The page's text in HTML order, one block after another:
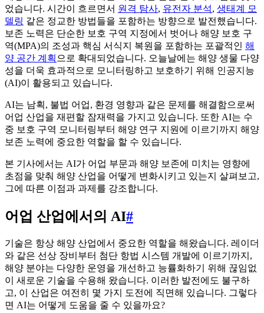
었습니다. 시간이 흐르면서 원격 탐사, 유전자 분석, 생태계 모
델링 같은 정교한 방법들을 포함하는 방향으로 발전했습니다.
보존 노력은 단순한 보호 구역 지정에서 벗어나 해양 보호 구
역(MPA)의 조성과 핵심 서식지 복원을 포함하는 포괄적인 해
양 공간 계획 으로 확대되었습니다. 오늘날에는 해양 생물 다양
성을 더욱 효과적으로 모니터링하고 보호하기 위해 인공지능
(AI)이 활용되고 있습니다.
AI는 남획, 불법 어업, 환경 영향과 같은 문제를 해결함으로써
어업 산업을 재편할 잠재력을 가지고 있습니다. 또한 AI는 수
중 보호 구역 모니터링부터 해양 연구 지원에 이르기까지 해양
보존 노력에 중요한 역할을 할 수 있습니다.
본 기사에서는 AI가 어업 부문과 해양 보존에 미치는 영향에
초점을 맞춰 해양 산업을 어떻게 변화시키고 있는지 살펴보고,
그에 따른 이점과 과제를 강조합니다.
어업 산업에서의 AI#
기술은 항상 해양 산업에서 중요한 역할을 해왔습니다. 레이더
와 같은 선상 장비부터 첨단 항법 시스템 개발에 이르기까지,
해양 분야는 다양한 운영을 개선하고 능률화하기 위해 끊임없
이 새로운 기술을 수용해 왔습니다. 이러한 발전에도 불구하
고, 이 산업은 여전히 몇 가지 도전에 직면해 있습니다. 그렇다
면 AI는 어떻게 도움을 줄 수 있을까요?